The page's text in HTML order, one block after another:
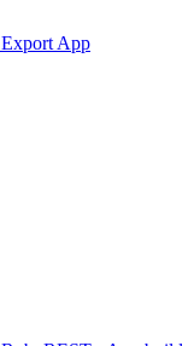
Export App